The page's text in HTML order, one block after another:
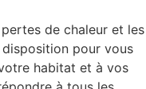
de chaleur et les
pour vous
habitat et à vos